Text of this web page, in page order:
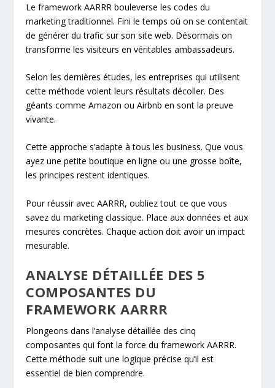
Le framework AARRR bouleverse les codes du
marketing traditionnel. Fini le temps où on se contentait
de générer du trafic sur son site web. Désormais on
transforme les visiteurs en véritables ambassadeurs.
Selon les dernières études, les entreprises qui utilisent
cette méthode voient leurs résultats décoller. Des
géants comme Amazon ou Airbnb en sont la preuve
vivante.
Cette approche s’adapte à tous les business. Que vous
ayez une petite boutique en ligne ou une grosse boîte,
les principes restent identiques.
Pour réussir avec AARRR, oubliez tout ce que vous
savez du marketing classique. Place aux données et aux
mesures concrètes. Chaque action doit avoir un impact
mesurable.
ANALYSE DÉTAILLÉE DES 5
COMPOSANTES DU
FRAMEWORK AARRR
Plongeons dans l’analyse détaillée des cinq
composantes qui font la force du framework AARRR.
Cette méthode suit une logique précise qu’il est
essentiel de bien comprendre.